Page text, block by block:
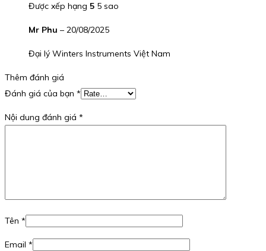
Được xếp hạng 5 5 sao
Mr Phu – 20/08/2025
Đại lý Winters Instruments Việt Nam
Thêm đánh giá
Đánh giá của bạn *
Nội dung đánh giá *
Tên *
Email *